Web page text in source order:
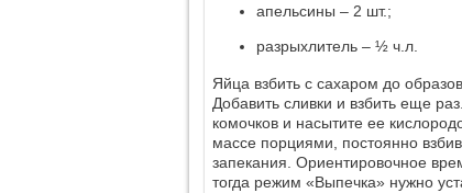
апельсины – 2 шт.;
разрыхлитель – ½ ч.л.
Яйца взбить с сахаром до
Добавить сливки и взбить еще
комочков и насытите ее
массе порциями, постоянно
запекания. Ориентировочное
тогда режим «Выпечка» нужно